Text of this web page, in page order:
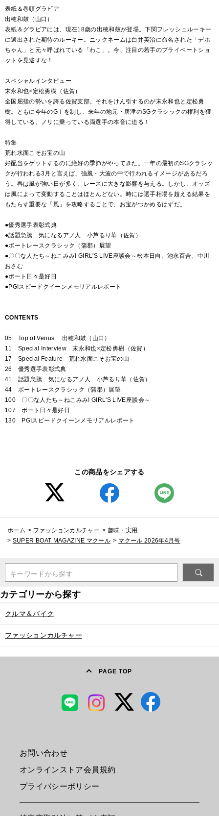
表紙＆巻頭グラビア
出穂和鼓（山口）
表紙＆グラビアには、現在18歳の出穂和鼓が登場。下関フレッシュルーキー
に選出された期待のルーキー。ニックネームは白井英治に命名された「デホ
ちゃん」と元々呼ばれている「わこ」。今、注目の若手のプライベートショ
ットを見逃すな！
スペシャルインタビュー
末永和也×定松勇樹（佐賀）
全国屈指の勢いを誇る佐賀支部。それをけん引するのが末永和也と定松勇
樹。ともに今年のGⅠを制し、来年の地元・唐津のSGクラシックの権利を獲
得している。ノリに乗っている両選手の本音に迫る！
特集
荒れ水面こそお宝の山
好配当をゲットするのに絶好の季節がやってきた。一年の最初のSGクラシッ
クが行われる3月と言えば、強風・大波の中で行われるイメージがあるだろ
う。春は風が強い日が多く、レースに大きな影響を与える。しかし、オッズ
は風によって変動することはほとんどない。時には選手相場を超える結果を
もたらす重要な「風」を攻略することで、お宝がつかめるはずだ。
●優秀選手表彰式典
●話題急騰 気になるアノ人 小芦るり華（佐賀）
●ボートレースクラシック（蒲郡）展望
●〇〇な人たち～ねこみみ! GIRL'S LIVE座談会～松本日向、池永百合、中川
おさむ
●ボート日々是好日
●PGIスピードクイーンメモリアルレポート
CONTENTS
05 Top of Venus 出穂和鼓（山口）
11 Special Interview 末永和也×定松勇樹（佐賀）
17 Special Feature 荒れ水面こそお宝の山
26 優秀選手表彰式典
41 話題急騰 気になるアノ人 小芦るり華（佐賀）
44 ボートレースクラシック（蒲郡）展望
100 〇〇な人たち～ねこみみ! GIRL'S LIVE座談会～
107 ボート日々是好日
130 PGIスピードクイーンメモリアルレポート
この商品をシェアする
ホーム > ファッションカルチャー > 趣味・実用
> SUPER BOAT MAGAZINE マクール > マクール 2026年4月号
キーワードから探す
クルマ＆バイク
ファッションカルチャー
PAGE TOP
お問い合わせ
オンラインストア会員規約
プライバシーポリシー